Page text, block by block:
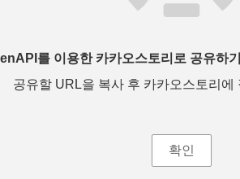
를 이용한 카카오스토리로 공유하
공유할 URL을 복사 후 카카오스토리에
확인